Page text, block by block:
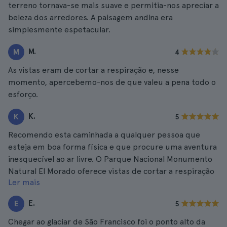
terreno tornava-se mais suave e permitia-nos apreciar a
beleza dos arredores. A paisagem andina era
simplesmente espetacular.
M M. 4
As vistas eram de cortar a respiração e, nesse
momento, apercebemo-nos de que valeu a pena todo o
esforço.
K K. 5
Recomendo esta caminhada a qualquer pessoa que
esteja em boa forma física e que procure uma aventura
inesquecível ao ar livre. O Parque Nacional Monumento
Natural El Morado oferece vistas de cortar a respiração
e uma profunda ligação com a natureza.
Ler mais
E E. 5
Chegar ao glaciar de São Francisco foi o ponto alto da